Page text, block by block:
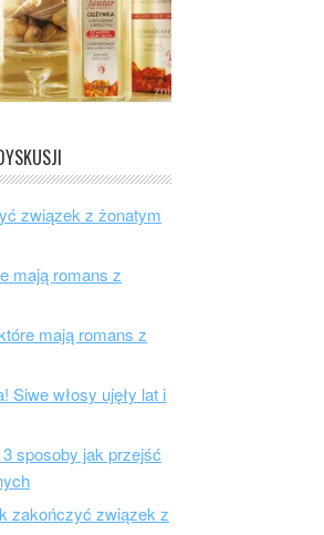
związek z żonatym
mają romans z
mają romans z
Siwe włosy ujęły lat i
sposoby jak przejść
zakończyć związek z